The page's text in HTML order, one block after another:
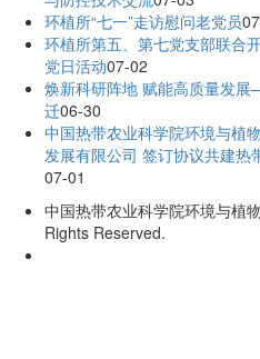
环植所“七一”走访慰问老党员
环植所第五、第七党支部联合
党日活动07-02
焕新科研阵地 赋能高质量发
迁06-30
中国热带农业科学院环境与植
发展有限公司 签订协议共建热
07-01
中国热带农业科学院环境与植
Rights Reserved.